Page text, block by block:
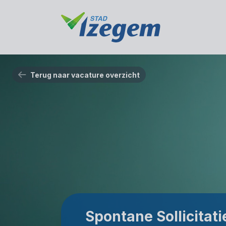
Terug naar vacature overzicht
Spontane